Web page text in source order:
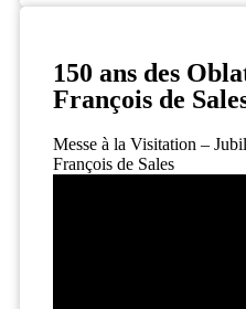
150 ans des
François de
Messe à la Visitation –
François de Sales